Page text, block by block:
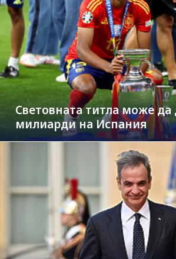
Световната титла може да
милиарди на Испания